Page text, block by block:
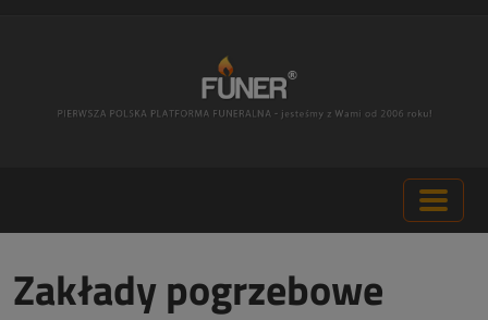
Zakłady pogrzebowe